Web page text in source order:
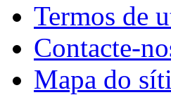
Termos de
Contacte-
Mapa do